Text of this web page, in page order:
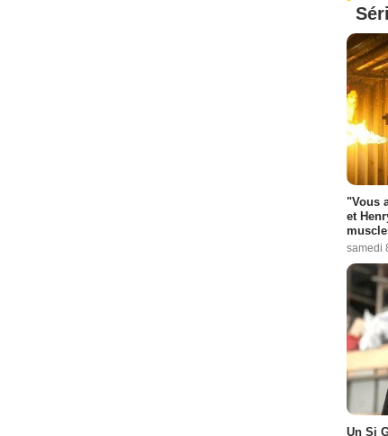
"Vous
et
samedi
Un Si